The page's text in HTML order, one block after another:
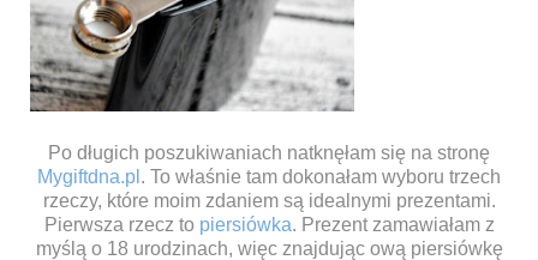
Po długich poszukiwaniach natknęłam się na stronę
Mygiftdna.pl . To właśnie tam dokonałam wyboru trzech
rzeczy, które moim zdaniem są idealnymi prezentami.
Pierwsza rzecz to piersiówka. Prezent zamawiałam z
myślą o 18 urodzinach, więc znajdując ową piersiówkę